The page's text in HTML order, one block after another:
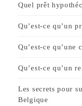
Quel prêt
Qu’est-ce qu’un
Qu’est-ce qu’une
Qu’est-ce qu’un
Les secrets pour
Belgique